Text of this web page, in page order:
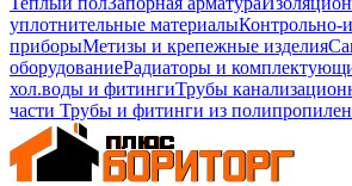
уплотнительные материалыКонтрольно-
приборыМетизы и крепежные изделия
оборудованиеРадиаторы и
хол.воды и фитингиТрубы
части Трубы и фитинги из